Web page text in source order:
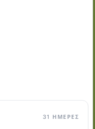
31 ΗΜΈΡΕΣ